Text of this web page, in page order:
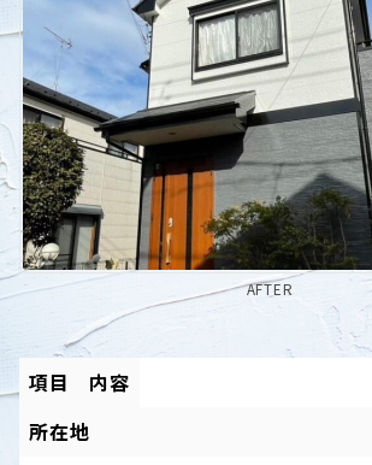
AFTER
項目
内容
所在地